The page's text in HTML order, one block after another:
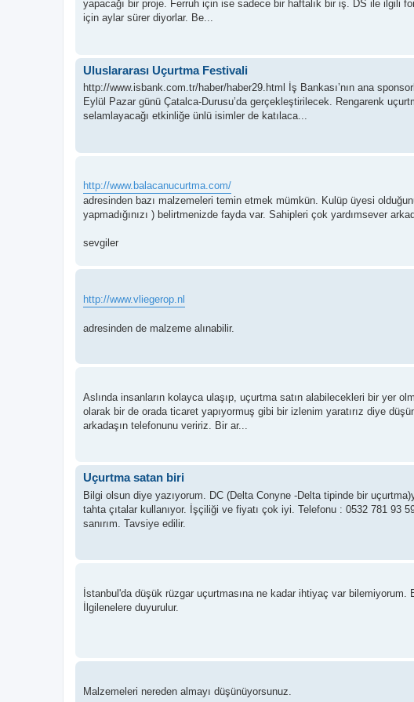
yapacağı bir proje. Ferruh için ise sadece bir haftalık bir iş. DS ile ilgili
için aylar sürer diyorlar. Be...
Uluslararası Uçurtma Festivali
http://www.isbank.com.tr/haber/haber29.html İş Bankası’nın ana
Eylül Pazar günü Çatalca-Durusu’da gerçekleştirilecek. Rengarenk
selamlayacağı etkinliğe ünlü isimler de katılaca...
http://www.balacanucurtma.com/
adresinden bazı malzemeleri temin etmek mümkün. Kulüp üyesi
yapmadığınızı ) belirtmenizde fayda var. Sahipleri çok yardımsever
sevgiler
http://www.vliegerop.nl
adresinden de malzeme alınabilir.
Aslında insanların kolayca ulaşıp, uçurtma satın alabilecekleri bir yer
olarak bir de orada ticaret yapıyormuş gibi bir izlenim yaratırız diye
arkadaşın telefonunu veririz. Bir ar...
Uçurtma satan biri
Bilgi olsun diye yazıyorum. DC (Delta Conyne -Delta tipinde bir
tahta çıtalar kullanıyor. İşçiliği ve fiyatı çok iyi. Telefonu : 0532 781 93
sanırım. Tavsiye edilir.
İstanbul'da düşük rüzgar uçurtmasına ne kadar ihtiyaç var bilemiyorum.
İlgilenelere duyurulur.
Malzemeleri nereden almayı düşünüyorsunuz.